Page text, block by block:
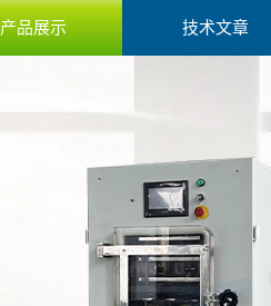
产品展示 技术文章